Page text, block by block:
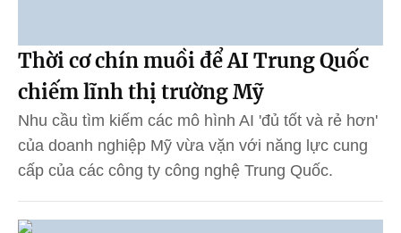
Thời cơ chín muồi để AI Trung Quốc
chiếm lĩnh thị trường Mỹ
Nhu cầu tìm kiếm các mô hình AI 'đủ tốt và rẻ hơn'
của doanh nghiệp Mỹ vừa vặn với năng lực cung
cấp của các công ty công nghệ Trung Quốc.